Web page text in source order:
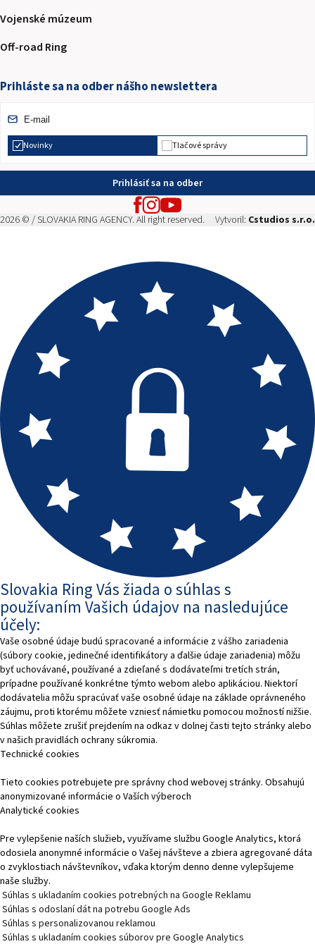
Vojenské múzeum
Off-road Ring
Prihláste sa na odber nášho newslettera
Novinky Tlačové správy
Prihlásiť sa na odber
2026 © / SLOVAKIA RING AGENCY. All right reserved. Vytvoril: Cstudios s.r.o.
Slovakia Ring Vás žiada o súhlas s
používaním Vašich údajov na nasledujúce
účely:
Vaše osobné údaje budú spracované a informácie z vášho zariadenia
(súbory cookie, jedinečné identifikátory a ďalšie údaje zariadenia) môžu
byť uchovávané, používané a zdieľané s dodávateľmi tretích strán,
prípadne používané konkrétne týmto webom alebo aplikáciou. Niektorí
dodávatelia môžu spracúvať vaše osobné údaje na základe oprávneného
záujmu, proti ktorému môžete vzniesť námietku pomocou možností nižšie.
Súhlas môžete zrušiť prejdením na odkaz v dolnej časti tejto stránky alebo
v našich pravidlách ochrany súkromia.
Technické cookies
Tieto cookies potrebujete pre správny chod webovej stránky. Obsahujú
anonymizované informácie o Vaších výberoch
Analytické cookies
Pre vylepšenie naších služieb, využívame službu Google Analytics, ktorá
odosiela anonymné informácie o Vašej návšteve a zbiera agregované dáta
o zvyklostiach návštevníkov, vďaka ktorým denno denne vylepšujeme
naše služby.
Súhlas s ukladaním cookies potrebných na Google Reklamu
Súhlas s odoslaní dát na potrebu Google Ads
Súhlas s personalizovanou reklamou
Súhlas s ukladaním cookies súborov pre Google Analytics